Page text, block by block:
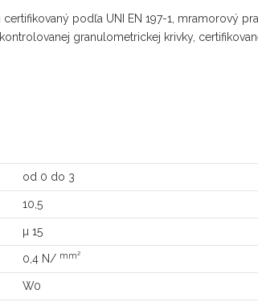
podľa UNI EN 197-1, mramorový
granulometrickej krivky,
od 0 do 3
10,5
µ 15
0,4 N/ mm²
W0